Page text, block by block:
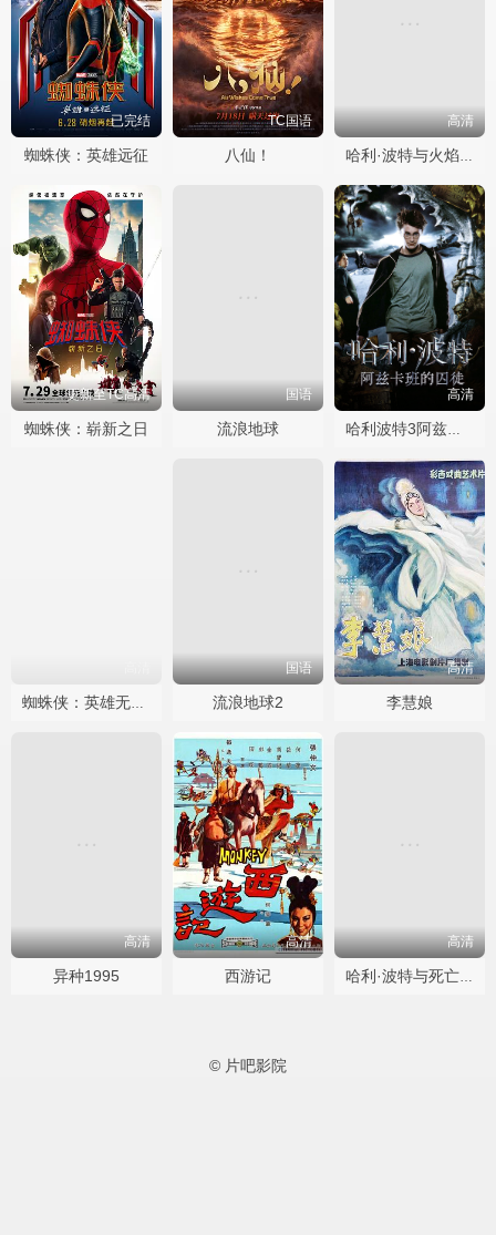
已完结
蜘蛛侠：英雄远征
TC国语
八仙！
高清
哈利·波特与火焰杯国语
更新至TC高清
蜘蛛侠：崭新之日
国语
流浪地球
高清
哈利波特3阿兹卡班的囚徒
蜘蛛侠：英雄无归加长版
国语
流浪地球2
高清
李慧娘
高清
异种1995
高清
西游记
高清
哈利·波特与死亡圣器下
© 片吧影院